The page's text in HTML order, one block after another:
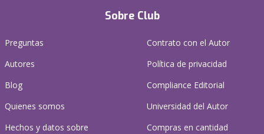
Sobre Club
Preguntas
Autores
Blog
Quienes somos
Hechos y datos sobre
Contrato con el Autor
Política de privacidad
Compliance Editorial
Universidad del Autor
Compras en cantidad